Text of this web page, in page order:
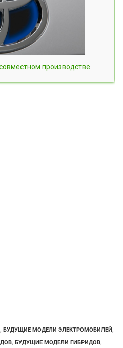
производстве
, БУДУЩИЕ МОДЕЛИ ЭЛЕКТРОМОБИЛЕЙ,
, БУДУЩИЕ МОДЕЛИ ГИБРИДОВ,